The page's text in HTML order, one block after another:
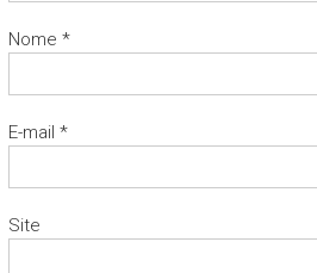
Nome *
E-mail *
Site